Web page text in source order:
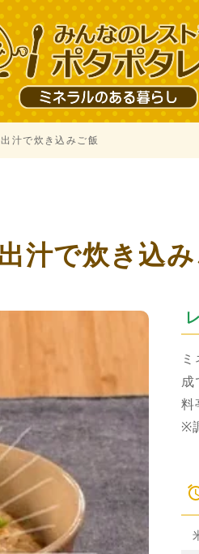
汁で炊き込みご飯
汁で炊き込
成
料
※